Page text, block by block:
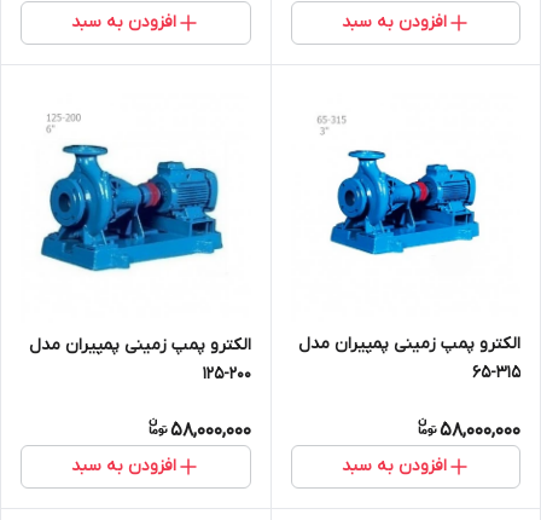
افزودن به سبد افزودن به سبد
الکترو پمپ زمینی پمپیران مدل
315-65
58,000,000
افزودن به سبد
الکترو پمپ زمینی پمپیران مدل
200-125
58,000,000
افزودن به سبد